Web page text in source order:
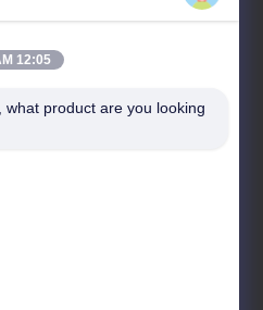
12:05 AM
what product are you looking